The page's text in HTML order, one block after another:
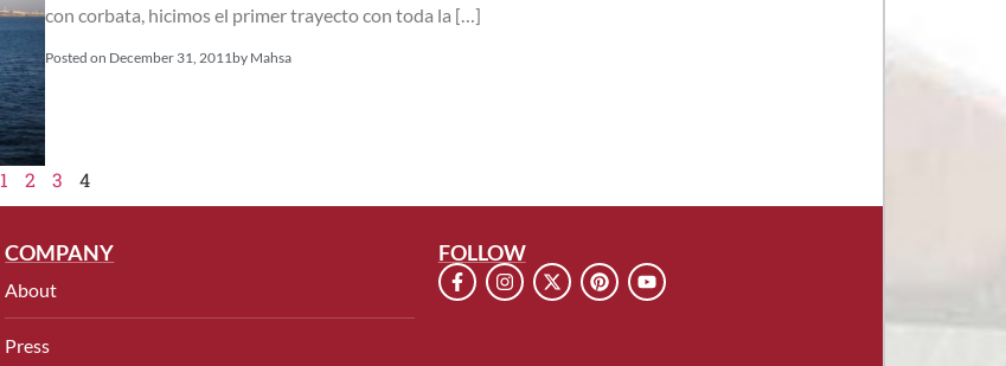
con corbata, hicimos el primer trayecto con toda la […]
Posted on December 31, 2011 byMahsa
1 2 3 4
COMPANY
About
Press
FOLLOW